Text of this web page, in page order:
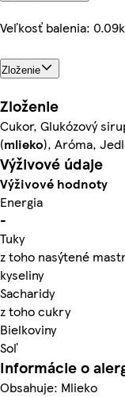
Veľkosť balenia:
Zloženie
Zloženie
Cukor, Glukózový
(mlieko), Aróma,
Výživové údaje
Výživové hodnoty
Energia
-
Tuky
z toho nasýtené
kyseliny
Sacharidy
z toho cukry
Bielkoviny
Soľ
Informácie o
Obsahuje: Mlieko